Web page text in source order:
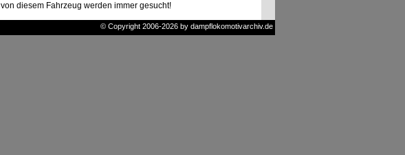
von diesem Fahrzeug werden immer gesucht!
© Copyright 2006-2026 by dampflokomotivarchiv.de